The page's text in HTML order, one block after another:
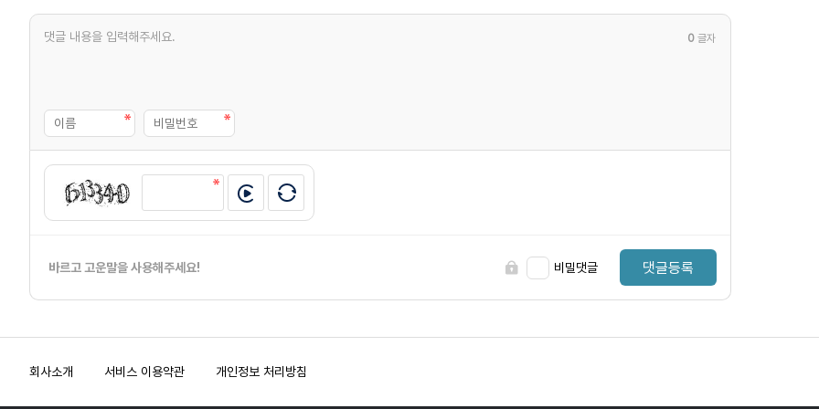
0 글자
바르고 고운말을 사용해주세요! 비밀댓글 댓글등록
회사소개 서비스 이용약관 개인정보 처리방침